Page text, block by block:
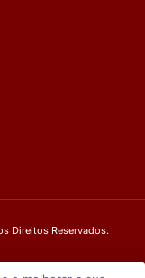
Direitos Reservados.